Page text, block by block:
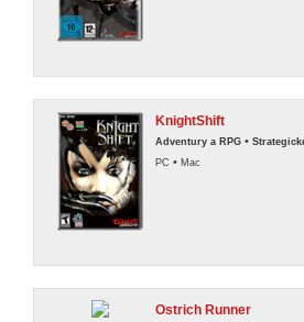
KnightShift
Adventury a RPG •
PC • Mac
Ostrich Runner